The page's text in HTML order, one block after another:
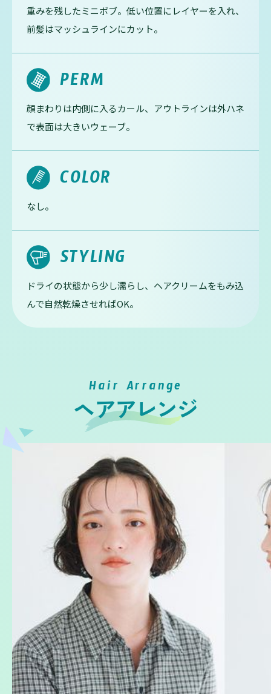
重みを残したミニボブ。低い位置にレイヤーを入れ、
前髪はマッシュラインにカット。
PERM
顔まわりは内側に入るカール、アウトラインは外ハネ
で表面は大きいウェーブ。
COLOR
なし。
STYLING
ドライの状態から少し濡らし、ヘアクリームをもみ込
んで自然乾燥させればOK。
Hair Arrange
ヘアアレンジ